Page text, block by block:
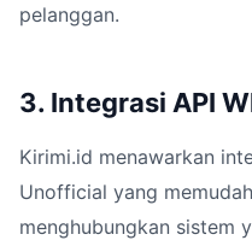
pelanggan.
3. Integrasi API
Kirimi.id menawarkan
Unofficial yang
menghubungkan sistem